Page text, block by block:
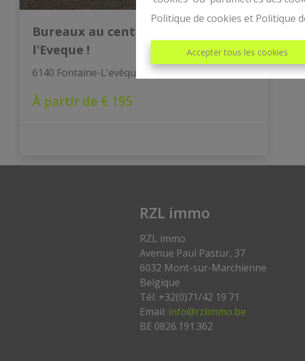
Politique de cookies et Politique
Accepter tous les cookies
Bureaux au centre de Fontaine
l'Eveque !
6140 Fontaine-L'evêque Ref: 5863
À partir de € 195
RZL immo
RZL immo
Avenue Paul Pastur, 37
6032 Mont-sur-Marchienne
Belgique
Tél: +32(0)71/42 19 71
Email: info@rzlimmo.be
BE 0826.191.362